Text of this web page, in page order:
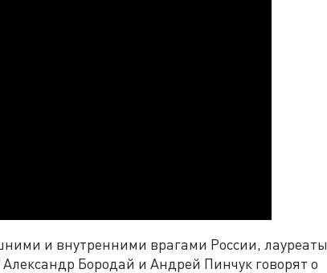
и внутренними врагами России, лауреаты
Бородай и Андрей Пинчук говорят о